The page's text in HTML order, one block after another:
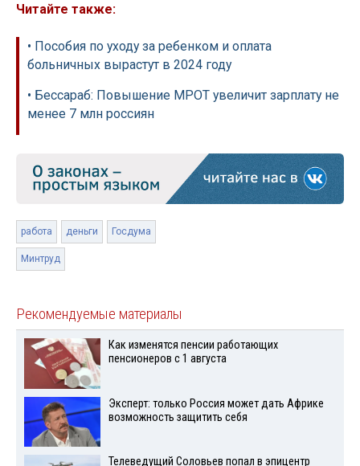
Читайте также:
• Пособия по уходу за ребенком и оплата
больничных вырастут в 2024 году
• Бессараб: Повышение МРОТ увеличит зарплату не
менее 7 млн россиян
работа деньги Госдума
Минтруд
Рекомендуемые материалы
Как изменятся пенсии работающих
пенсионеров с 1 августа
Эксперт: только Россия может дать Африке
возможность защитить себя
Телеведущий Соловьев попал в эпицентр